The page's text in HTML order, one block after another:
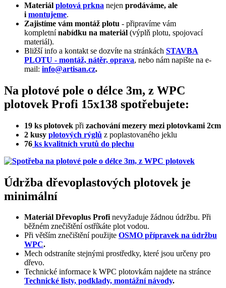
Materiál plotová prkna nejen prodáváme, ale
i montujeme.
Zajistíme vám montáž plotu - připravíme vám
kompletnínabídku na materiál (výplň plotu, spojovací
materiál).
Bližší info a kontakt se dozvíte na stránkách STAVBA
PLOTU - montáž, nátěr, oprava, nebo nám napište na e-
mail: info@artisan.cz.
Na plotové pole o délce 3m, z WPC
plotovek Profi 15x138 spotřebujete:
19 ks plotovek při zachování mezery​ mezi plotovkami 2cm
2 kusy plotových rýglů ​ z poplastovaného jeklu
76 ks kvalitních vrutů​ do plechu
Údržba dřevoplastových plotovek je
minimální
Materiál Dřevoplus Profinevyžaduje žádnou údržbu. Při
běžném znečištění ostříkáte plot vodou.
Při větším znečištění použijte OSMO přípravek na údržbu
WPC.
Mech odstraníte stejnými prostředky, které jsou určeny pro
dřevo.
Technické informace k WPC plotovkám najdete na stránce
Technické listy, podklady, montážní návody.